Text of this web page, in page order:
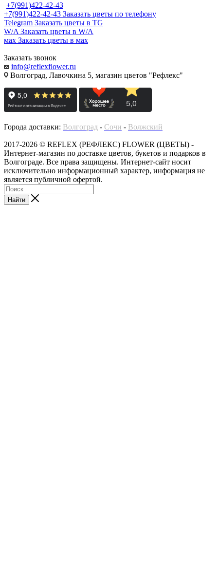
+7(991)422-42-43
+7(991)422-42-43 Заказать цветы по телефону
Telegram Заказать цветы в TG
W/A Заказать цветы в W/A
мах Заказать цветы в мах
Заказать звонок
info@reflexflower.ru
Волгоград, Лавочкина 5, магазин цветов "Рефлекс"
Города доставки: Волгоград - Сочи - Волжский
2017-2026 © REFLEX (РЕФЛЕКС) FLOWER (ЦВЕТЫ) -
Интернет-магазин по доставке цветов, букетов и подарков в
Волгограде. Все права защищены. Интернет-сайт носит
исключительно информационный характер, информация не
является публичной офертой.
Найти